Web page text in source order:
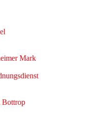
Mark
Bottrop